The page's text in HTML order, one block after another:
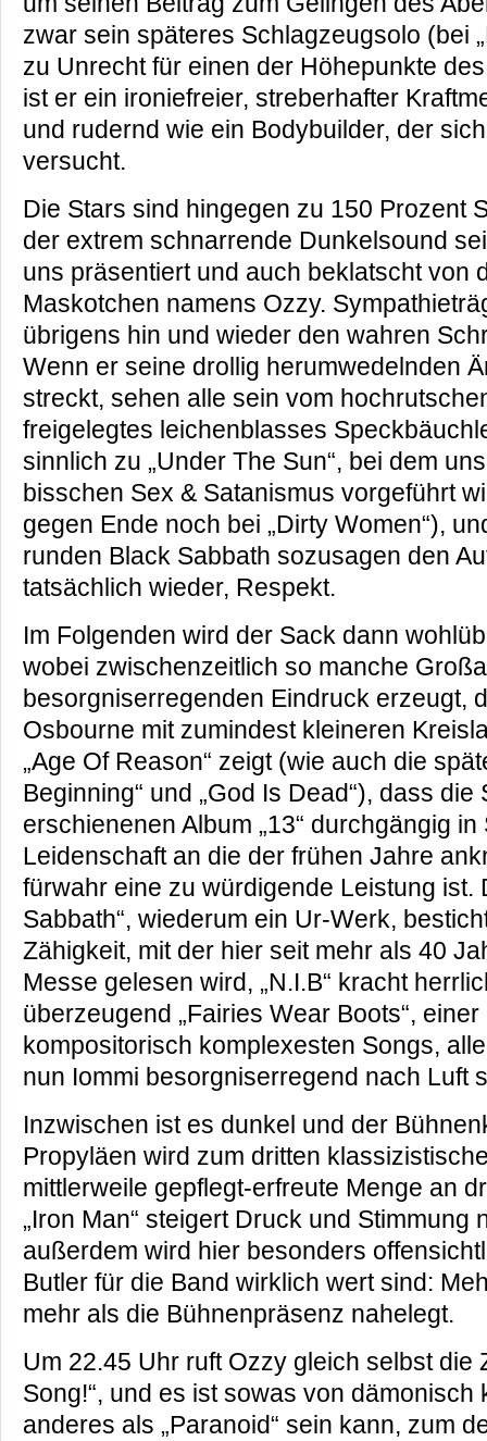
zwar sein späteres Schlagzeugsolo (bei
zu Unrecht für einen der Höhepunkte
ist er ein ironiefreier, streberhafter
und rudernd wie ein Bodybuilder, der
versucht.
Die Stars sind hingegen zu 150 Prozent
der extrem schnarrende Dunkelsound
uns präsentiert und auch beklatscht von
Maskotchen namens Ozzy.
übrigens hin und wieder den wahren
Wenn er seine drollig herumwedelnden
streckt, sehen alle sein vom
freigelegtes leichenblasses
sinnlich zu „Under The Sun“, bei dem
bisschen Sex & Satanismus vorgeführt
gegen Ende noch bei „Dirty Women“),
runden Black Sabbath sozusagen den
tatsächlich wieder, Respekt.
Im Folgenden wird der Sack dann
wobei zwischenzeitlich so manche
besorgniserregenden Eindruck erzeugt,
Osbourne mit zumindest kleineren
„Age Of Reason“ zeigt (wie auch die
Beginning“ und „God Is Dead“), dass
erschienenen Album „13“ durchgängig
Leidenschaft an die der frühen Jahre
fürwahr eine zu würdigende Leistung ist.
Sabbath“, wiederum ein Ur-Werk,
Zähigkeit, mit der hier seit mehr als 40
Messe gelesen wird, „N.I.B“ kracht
überzeugend „Fairies Wear Boots“,
kompositorisch komplexesten Songs,
nun Iommi besorgniserregend nach Luft
Inzwischen ist es dunkel und der
Propyläen wird zum dritten
mittlerweile gepflegt-erfreute Menge an
„Iron Man“ steigert Druck und Stimmung
außerdem wird hier besonders
Butler für die Band wirklich wert sind:
mehr als die Bühnenpräsenz nahelegt.
Um 22.45 Uhr ruft Ozzy gleich selbst die
Song!“, und es ist sowas von dämonisch
anderes als „Paranoid“ sein kann, zum